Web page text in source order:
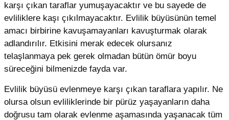
karşı çıkan taraflar yumuşayacaktır ve bu sayede de
evliliklere kaşı çıkılmayacaktır. Evlilik büyüsünün temel
amacı birbirine kavuşamayanları kavuşturmak olarak
adlandırılır. Etkisini merak edecek olursanız
telaşlanmaya pek gerek olmadan bütün ömür boyu
süreceğini bilmenizde fayda var.
Evlilik büyüsü evlenmeye karşı çıkan taraflara yapılır. Ne
olursa olsun evliliklerinde bir pürüz yaşayanların daha
doğrusu tam olarak evlenme aşamasında yaşanacak tüm